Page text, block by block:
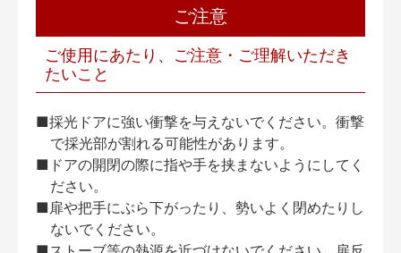
ご注意
ご使用にあたり、ご注意・ご理解いただき
たいこと
■採光ドアに強い衝撃を与えないでください。衝撃
で採光部が割れる可能性があります。
■ドアの開閉の際に指や手を挟まないようにしてく
ださい。
■扉や把手にぶら下がったり、勢いよく閉めたりし
ないでください。